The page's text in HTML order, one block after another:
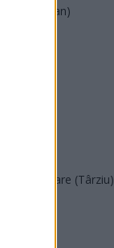
(L. Orban)
(Târziu)